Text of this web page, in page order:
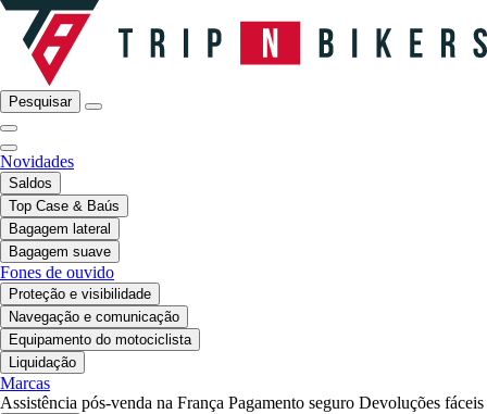
Pesquisar
Novidades
Saldos
Top Case & Baús
Bagagem lateral
Bagagem suave
Fones de ouvido
Proteção e visibilidade
Navegação e comunicação
Equipamento do motociclista
Liquidação
Marcas
Assistência pós-venda na França Pagamento seguro Devoluções fáceis